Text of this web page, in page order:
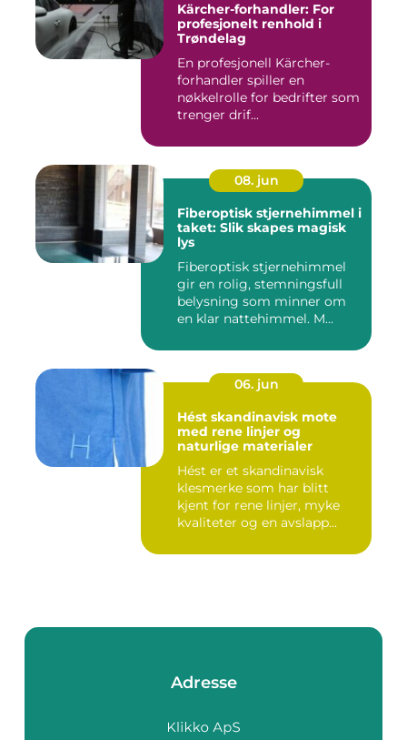
Kärcher-forhandler: For
profesjonelt renhold i
Trøndelag
En profesjonell Kärcher-
forhandler spiller en
nøkkelrolle for bedrifter som
trenger drif...
08. jun
Fiberoptisk stjernehimmel i
taket: Slik skapes magisk
lys
Fiberoptisk stjernehimmel
gir en rolig, stemningsfull
belysning som minner om
en klar nattehimmel. M...
06. jun
Hést skandinavisk mote
med rene linjer og
naturlige materialer
Hést er et skandinavisk
klesmerke som har blitt
kjent for rene linjer, myke
kvaliteter og en avslapp...
Adresse